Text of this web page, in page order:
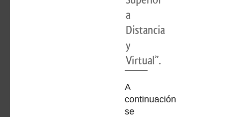
a
Distancia
y
Virtual”.
A
continuación
se